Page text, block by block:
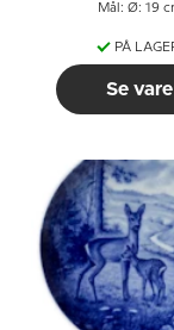
Mål: Ø: 19
PÅ
Se vare